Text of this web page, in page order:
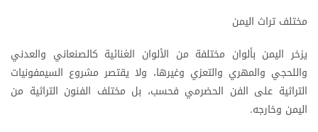
مختلف تراث اليمن
يزخر اليمن بألوان مختلفة من الألوان الغنائية كالصنعاني والعدني
واللحجي والمهري والتعزي وغيرها، ولا يقتصر مشروع السيمفونيات
التراثية على الفن الحضرمي فحسب، بل مختلف الفنون التراثية من
اليمن وخارجه.